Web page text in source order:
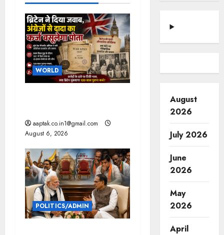
i
g
a
t
o
n
WORLD
aaptak.co.in1@gmail.com
August 6, 2026
POLITICS/ADMIN
August
2026
July 2026
June
2026
May
2026
April